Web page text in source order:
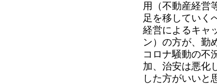
用（不動産経営
足を移していく
経営によるキャ
ン）の方が、勤
コロナ騒動の不
加、治安は悪化
した方がいいと